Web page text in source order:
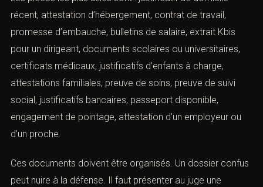
personne se présentera aux convocations et respectera
les obligations judiciaires. Elles sont fondamentales pour
éviter ou limiter l’incarcération.
Les pièces les plus utiles sont : justificatif de domicile
récent, attestation d’hébergement, contrat de travail,
promesse d’embauche, bulletins de salaire, extrait Kbis
pour un dirigeant, documents scolaires ou universitaires,
certificats médicaux, justificatifs d’enfants à charge,
attestations familiales, preuve de soins, preuve de suivi
social, justificatifs bancaires, passeport disponible,
nous vos coordonnées et nous vous contacterons.